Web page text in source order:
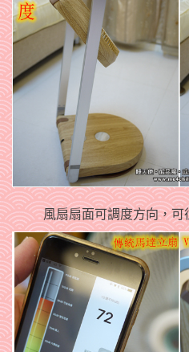
風扇扇面可調度方向，